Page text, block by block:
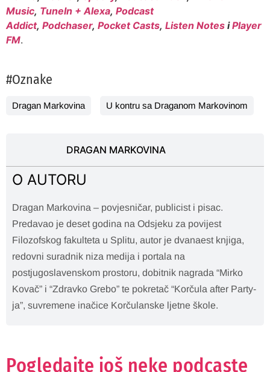
Music, TuneIn + Alexa, Podcast
Addict, Podchaser, Pocket Casts, Listen Notes iPlayer
FM.
#Oznake
Dragan Markovina U kontru sa Draganom Markovinom
DRAGAN MARKOVINA
O AUTORU
Dragan Markovina – povjesničar, publicist i pisac.
Predavao je deset godina na Odsjeku za povijest
Filozofskog fakulteta u Splitu, autor je dvanaest knjiga,
redovni suradnik niza medija i portala na
postjugoslavenskom prostoru, dobitnik nagrada “Mirko
Kovač” i “Zdravko Grebo” te pokretač “Korčula after Party-
ja”, suvremene inačice Korčulanske ljetne škole.
Pogledajte još neke podcaste